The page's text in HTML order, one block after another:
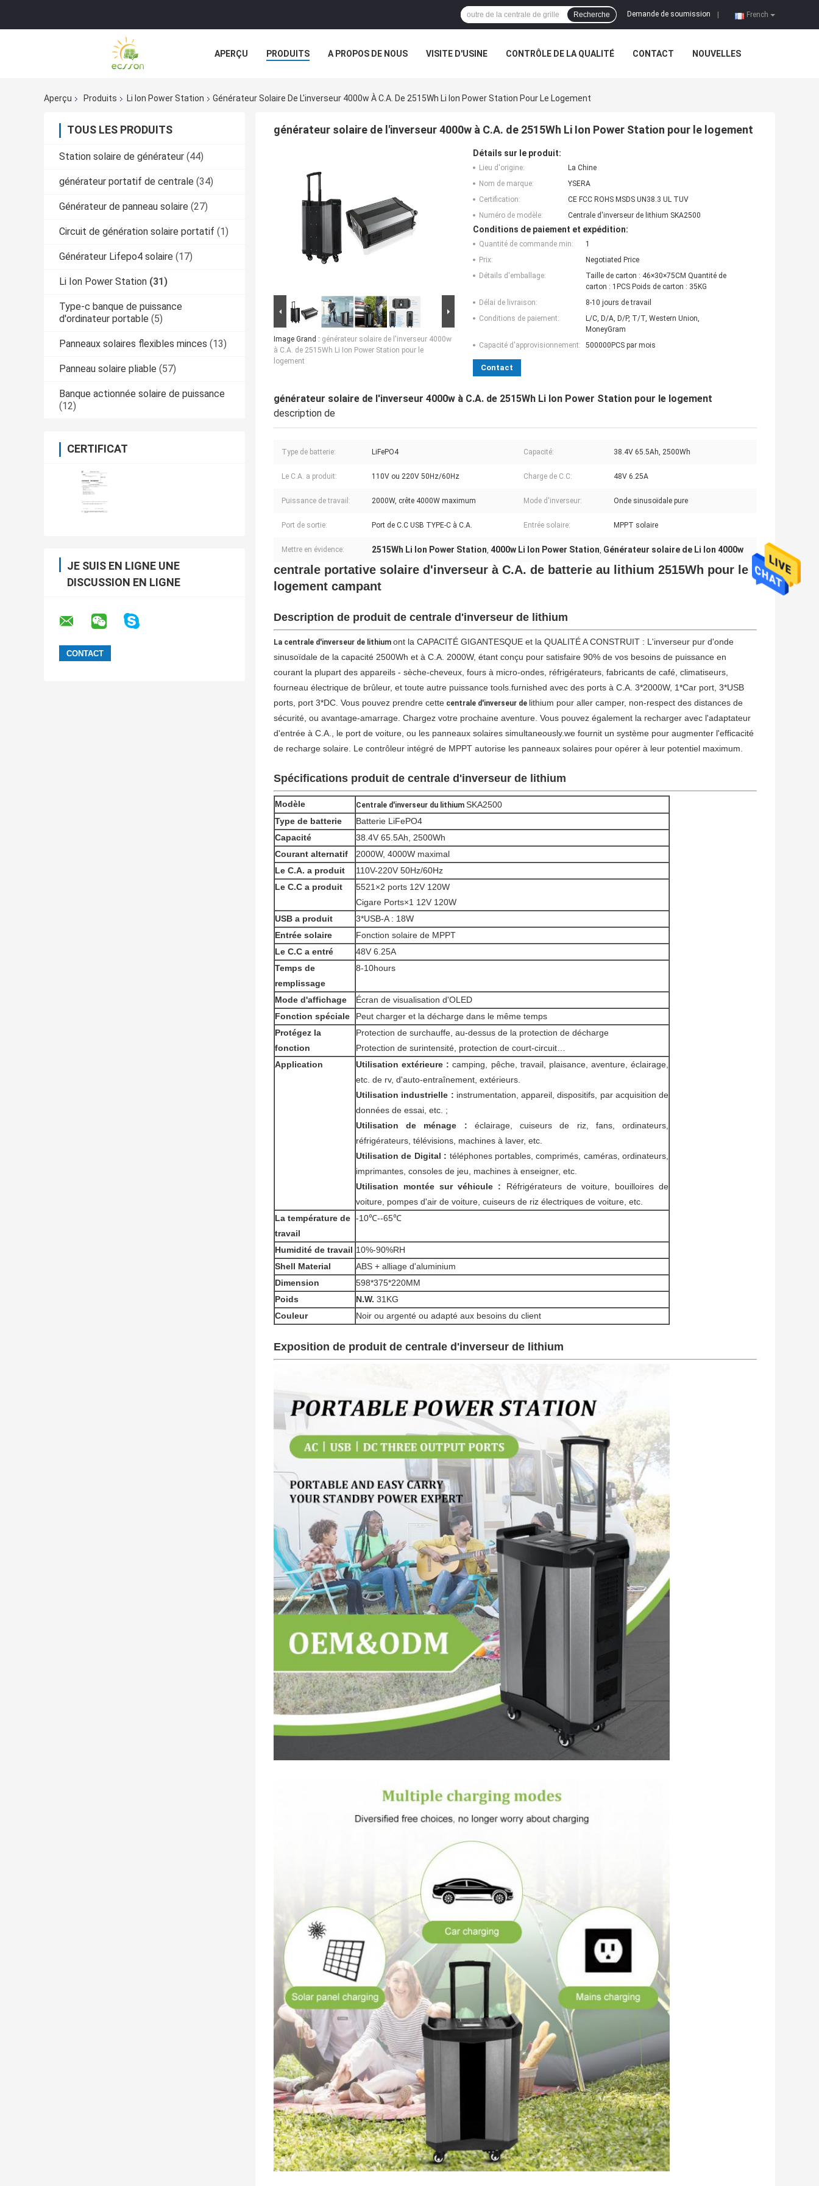
French
Demande de soumission
Recherche
APERÇU PRODUITS A PROPOS DE NOUS VISITE D'USINE CONTRÔLE DE LA QUALITÉ CONTACT NOUVELLES
Aperçu Produits Li Ion Power Station Générateur Solaire De L'inverseur 4000w À C.A. De 2515Wh Li Ion Power Station Pour Le Logement
TOUS LES PRODUITS
Station solaire de générateur (44)
générateur portatif de centrale (34)
Générateur de panneau solaire (27)
Circuit de génération solaire portatif (1)
Générateur Lifepo4 solaire (17)
Li Ion Power Station (31)
Type-c banque de puissance
d'ordinateur portable (5)
Panneaux solaires flexibles minces (13)
Panneau solaire pliable (57)
Banque actionnée solaire de puissance
(12)
CERTIFICAT
JE SUIS EN LIGNE UNE
DISCUSSION EN LIGNE
générateur solaire de l'inverseur 4000w à C.A. de 2515Wh Li Ion Power Station pour le logement
Image Grand : générateur solaire de l'inverseur 4000w
à C.A. de 2515Wh Li Ion Power Station pour le
logement
Détails sur le produit:
Lieu d'origine:
La Chine
Nom de marque:
YSERA
Certification:
CE FCC ROHS MSDS UN38.3 UL TUV
Numéro de modèle:
Centrale d'inverseur de lithium SKA2500
Conditions de paiement et expédition:
Quantité de commande min:
1
Prix:
Negotiated Price
Détails d'emballage:
Taille de carton : 46×30×75CM Quantité de
carton : 1PCS Poids de carton : 35KG
Délai de livraison:
8-10 jours de travail
Conditions de paiement:
L/C, D/A, D/P, T/T, Western Union,
MoneyGram
Capacité d'approvisionnement:
500000PCS par mois
Contact
générateur solaire de l'inverseur 4000w à C.A. de 2515Wh Li Ion Power Station pour le logement
description de
Type de batterie: LiFePO4 Capacité: 38.4V 65.5Ah, 2500Wh
Le C.A. a produit: 110V ou 220V 50Hz/60Hz Charge de C.C: 48V 6.25A
Puissance de travail: 2000W, crête 4000W maximum Mode d'inverseur: Onde sinusoïdale pure
Port de sortie: Port de C.C USB TYPE-C à C.A. Entrée solaire: MPPT solaire
Mettre en évidence: 2515Wh Li Ion Power Station, 4000w Li Ion Power Station, Générateur solaire de Li Ion 4000w
centrale portative solaire d'inverseur à C.A. de batterie au lithium 2515Wh pour le
logement campant
Description de produit de centrale d'inverseur de lithium
La centrale d'inverseur de lithium ont la CAPACITÉ GIGANTESQUE et la QUALITÉ A CONSTRUIT : L'inverseur pur d'onde
sinusoïdale de la capacité 2500Wh et à C.A. 2000W, étant conçu pour satisfaire 90% de vos besoins de puissance en
courant la plupart des appareils - sèche-cheveux, fours à micro-ondes, réfrigérateurs, fabricants de café, climatiseurs,
fourneau électrique de brûleur, et toute autre puissance tools.furnished avec des ports à C.A. 3*2000W, 1*Car port, 3*USB
ports, port 3*DC. Vous pouvez prendre cette centrale d'inverseur de lithium pour aller camper, non-respect des distances de
sécurité, ou avantage-amarrage. Chargez votre prochaine aventure. Vous pouvez également la recharger avec l'adaptateur
d'entrée à C.A., le port de voiture, ou les panneaux solaires simultaneously.we fournit un système pour augmenter l'efficacité
de recharge solaire. Le contrôleur intégré de MPPT autorise les panneaux solaires pour opérer à leur potentiel maximum.
Spécifications produit de centrale d'inverseur de lithium
Modèle Centrale d'inverseur du lithium SKA2500
Type de batterie
Batterie LiFePO4
Capacité
38.4V 65.5Ah, 2500Wh
Courant alternatif
2000W, 4000W maximal
Le C.A. a produit
110V-220V 50Hz/60Hz
Le C.C a produit
5521×2 ports 12V 120W
Cigare Ports×1 12V 120W
USB a produit
3*USB-A : 18W
Entrée solaire
Fonction solaire de MPPT
Le C.C a entré
48V 6.25A
Temps de
remplissage
8-10hours
Mode d'affichage
Écran de visualisation d'OLED
Fonction spéciale
Peut charger et la décharge dans le même temps
Protégez la
fonction
Protection de surchauffe, au-dessus de la protection de décharge
Protection de surintensité, protection de court-circuit…
Application
Utilisation extérieure : camping, pêche, travail, plaisance, aventure, éclairage,
etc. de rv, d'auto-entraînement, extérieurs.
Utilisation industrielle : instrumentation, appareil, dispositifs, par acquisition de
données de essai, etc. ;
Utilisation de ménage : éclairage, cuiseurs de riz, fans, ordinateurs,
réfrigérateurs, télévisions, machines à laver, etc.
Utilisation de Digital : téléphones portables, comprimés, caméras, ordinateurs,
imprimantes, consoles de jeu, machines à enseigner, etc.
Utilisation montée sur véhicule : Réfrigérateurs de voiture, bouilloires de
voiture, pompes d'air de voiture, cuiseurs de riz électriques de voiture, etc.
La température de
travail
-10℃--65℃
Humidité de travail 10%-90%RH
Shell Material
ABS + alliage d'aluminium
Dimension
598*375*220MM
Poids
N.W. 31KG
Couleur
Noir ou argenté ou adapté aux besoins du client
Exposition de produit de centrale d'inverseur de lithium